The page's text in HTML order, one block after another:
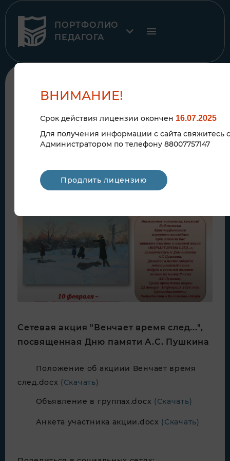
ПОРТФОЛИО
ПЕДАГОГА
ОРГАНИЗАЦИЯ СЕТЕВОЙ
АКЦИИ "ВЕНЧАЕТ ВРЕМЯ
СЛЕД..."
Сетевая акция "Венчает время след...",
посвященная Дню памяти А.С. Пушкина
Положение об акциии Венчает время
след.docx (Скачать)
Объявление в группах.docx (Скачать)
Анкета участника акции.docx (Скачать)
ВНИМАНИЕ!
Срок действия лицензии окончен 16.07.2025
Для получения информации с сайта свяжитесь с
Администратором по телефону 88007757147
Продлить лицензию